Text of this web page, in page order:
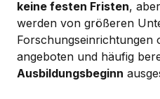
keine festen Fristen,
werden von größeren
Forschungseinrichtungen
angeboten und häufig
Ausbildungsbeginn